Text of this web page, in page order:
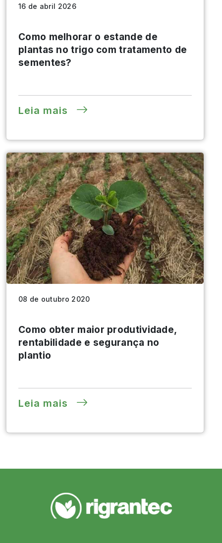
16 de abril 2026
Como melhorar o estande de
plantas no trigo com tratamento de
sementes?
Leia mais
08 de outubro 2020
Como obter maior produtividade,
rentabilidade e segurança no
plantio
Leia mais